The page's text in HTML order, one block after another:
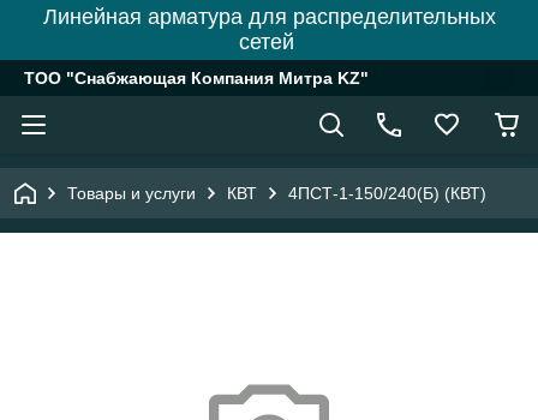
Линейная арматура для распределительных
сетей
ТОО "Снабжающая Компания Митра KZ"
Товары и услуги КВТ 4ПСТ-1-150/240(Б) (КВТ)